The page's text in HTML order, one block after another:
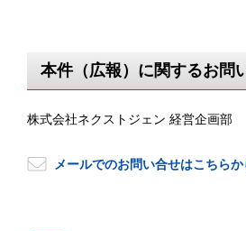
本件（広報）に関するお問
株式会社ネクストジェン 経営企画部
メールでのお問い合せはこちらか